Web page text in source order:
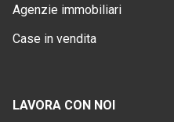
Agenzie immobiliari
Case in vendita
LAVORA CON NOI